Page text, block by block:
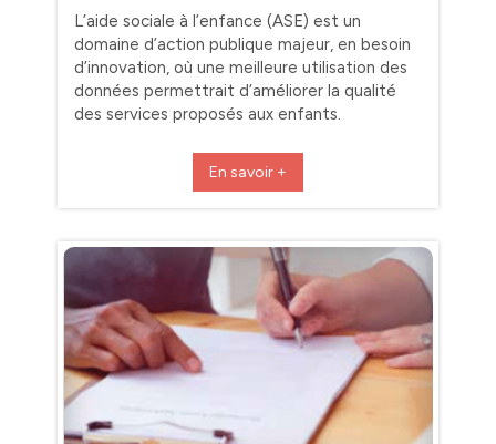
L’aide sociale à l’enfance (ASE) est un
domaine d’action publique majeur, en besoin
d’innovation, où une meilleure utilisation des
données permettrait d’améliorer la qualité
des services proposés aux enfants.
En savoir +